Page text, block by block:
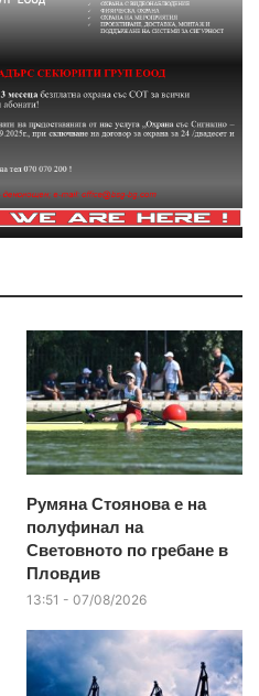
Румяна Стоянова е на
полуфинал на
Световното по гребане в
Пловдив
13:51 - 07/08/2026